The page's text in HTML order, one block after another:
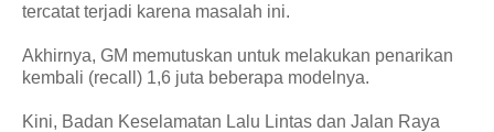
tercatat terjadi karena masalah ini.
Akhirnya, GM memutuskan untuk melakukan penarikan
kembali (recall) 1,6 juta beberapa modelnya.
Kini, Badan Keselamatan Lalu Lintas dan Jalan Raya